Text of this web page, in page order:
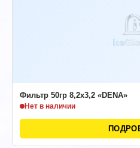
Фильтр 50гр 8,2х3,2 «DENA»
Нет в наличии